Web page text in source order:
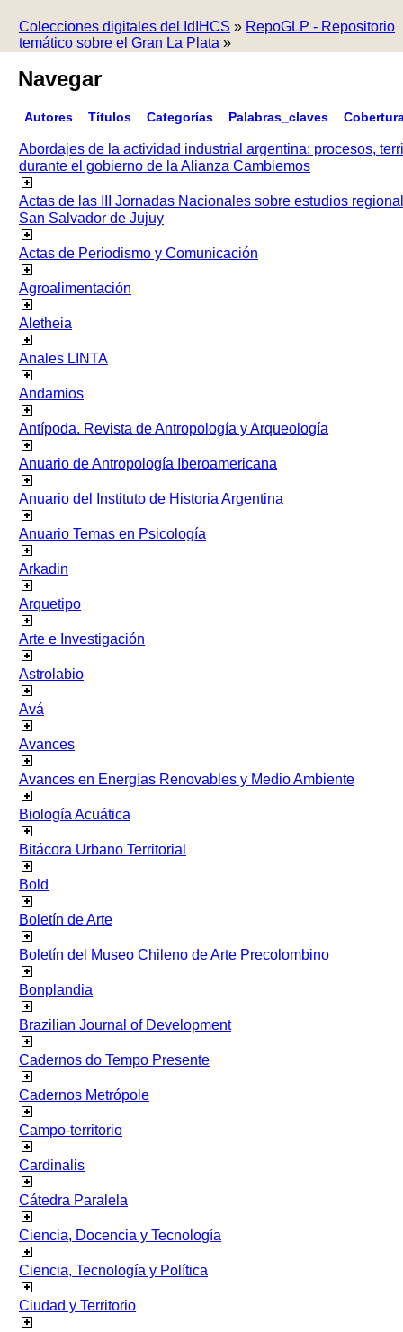
Colecciones digitales del IdIHCS » RepoGLP - Repositorio
temático sobre el Gran La Plata »
Navegar
Autores Títulos Categorías Palabras_claves
Abordajes de la actividad industrial argentina: procesos,
durante el gobierno de la Alianza Cambiemos
Actas de las III Jornadas Nacionales sobre estudios
San Salvador de Jujuy
Actas de Periodismo y Comunicación
Agroalimentación
Aletheia
Anales LINTA
Andamios
Antípoda. Revista de Antropología y Arqueología
Anuario de Antropología Iberoamericana
Anuario del Instituto de Historia Argentina
Anuario Temas en Psicología
Arkadin
Arquetipo
Arte e Investigación
Astrolabio
Avá
Avances
Avances en Energías Renovables y Medio Ambiente
Biología Acuática
Bitácora Urbano Territorial
Bold
Boletín de Arte
Boletín del Museo Chileno de Arte Precolombino
Bonplandia
Brazilian Journal of Development
Cadernos do Tempo Presente
Cadernos Metrópole
Campo-territorio
Cardinalis
Cátedra Paralela
Ciencia, Docencia y Tecnología
Ciencia, Tecnología y Política
Ciudad y Territorio